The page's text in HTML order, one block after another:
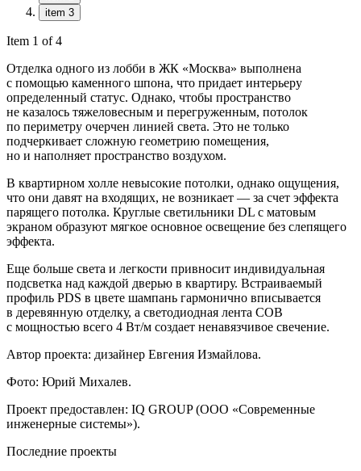
item 3
Item 1 of 4
Отделка одного из лобби в ЖК «Москва» выполнена
с помощью каменного шпона, что придает интерьеру
определенный статус. Однако, чтобы пространство
не казалось тяжеловесным и перегруженным, потолок
по периметру очерчен линией света. Это не только
подчеркивает сложную геометрию помещения,
но и наполняет пространство воздухом.
В квартирном холле невысокие потолки, однако ощущения,
что они давят на входящих, не возникает — за счет эффекта
парящего потолка. Круглые светильники DL с матовым
экраном образуют мягкое основное освещение без слепящего
эффекта.
Еще больше света и легкости привносит индивидуальная
подсветка над каждой дверью в квартиру. Встраиваемый
профиль PDS в цвете шампань гармонично вписывается
в деревянную отделку, а светодиодная лента COB
с мощностью всего 4 Вт/м создает ненавязчивое свечение.
Автор проекта: дизайнер Евгения Измайлова.
Фото: Юрий Михалев.
Проект предоставлен: IQ GROUP (ООО «Современные
инженерные системы»).
Последние проекты